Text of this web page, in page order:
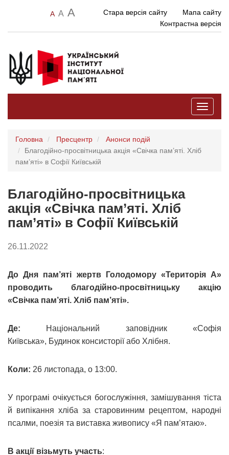
A A A Стара версія сайту
Мапа сайту
Контрастна версія
Toggle
Головна Пресцентр
Анонси подій
Благодійно-просвітницька акція «Свічка пам’яті. Хліб
пам’яті» в Софії Київській
Благодійно-просвітницька
акція «Свічка пам’яті. Хліб
пам’яті» в Софії Київській
26.11.2022
До Дня пам’яті жертв Голодомору «Територія А»
проводить благодійно-просвітницьку акцію
«Свічка пам’яті. Хліб пам’яті».
Де: Національний заповідник «Софія
Київська», Будинок консисторії або Хлібня.
Коли: 26 листопада, о 13:00.
У програмі очікується богослужіння, замішування тіста
й випікання хліба за старовинним рецептом, народні
псалми, поезія та виставка живопису «Я пам’ятаю».
В акції візьмуть участь: